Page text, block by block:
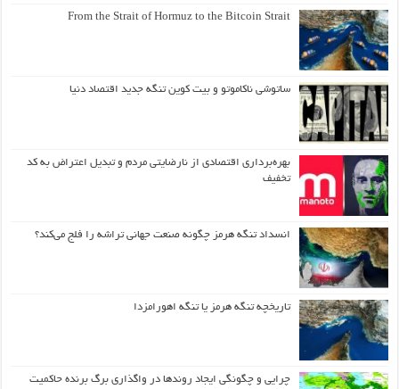
From the Strait of Hormuz to the Bitcoin Strait
ساتوشی ناکاموتو و بیت کوین تنگه جدید اقتصاد دنیا
بهره‌برداری اقتصادی از نارضایتی مردم و تبدیل اعتراض به کد
تخفیف
انسداد تنگه هرمز چگونه صنعت جهانی تراشه را فلج می‌کند؟
تاریخچه تنگه هرمز یا تنگه اهورامزدا
چرایی و چگونگی ایجاد روندها در واگذاری برگ برنده حاکمیت